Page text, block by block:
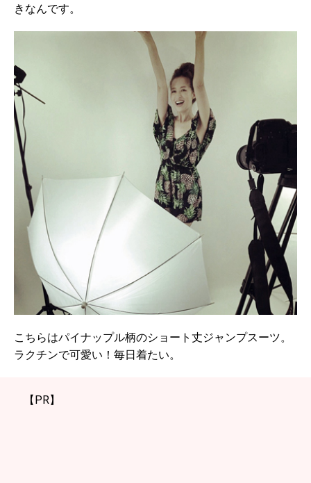
きなんです。
こちらはパイナップル柄のショート丈ジャンプスーツ。
ラクチンで可愛い！毎日着たい。
【PR】